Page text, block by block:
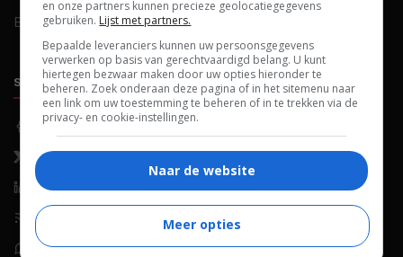
Blog
SOCIALS
Facebook
X (Twitter)
LinkedIn
RSS-feed
WhatsApp
ONTDEKKEN
Nieuws
Netflix
Films op tv
Bioscoop
en onze partners kunnen precieze geolocatiegegevens
gebruiken. Lijst met partners.
Bepaalde leveranciers kunnen uw persoonsgegevens
verwerken op basis van gerechtvaardigd belang. U kunt
hiertegen bezwaar maken door uw opties hieronder te
beheren. Zoek onderaan deze pagina of in het sitemenu naar
een link om uw toestemming te beheren of in te trekken via de
privacy- en cookie-instellingen.
Naar de website
Meer opties